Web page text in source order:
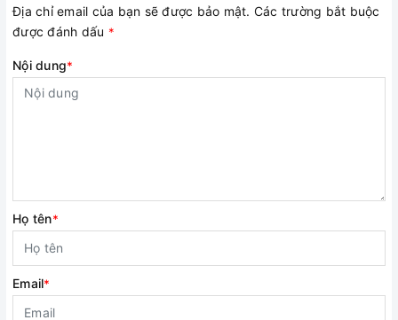
Địa chỉ email của bạn sẽ được bảo mật. Các trường bắt buộc
được đánh dấu *
Nội dung*
Họ tên*
Email*